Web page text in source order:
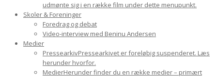
udmønte sig i en række film under dette menupunkt.
Skoler & Foreninger
Foredrag og debat
Video-interview med Beninu Andersen
Medier
PressearkivPressearkivet er foreløbig suspenderet. Læs
herunder hvorfor.
MedierHerunder finder du en række medier – primært